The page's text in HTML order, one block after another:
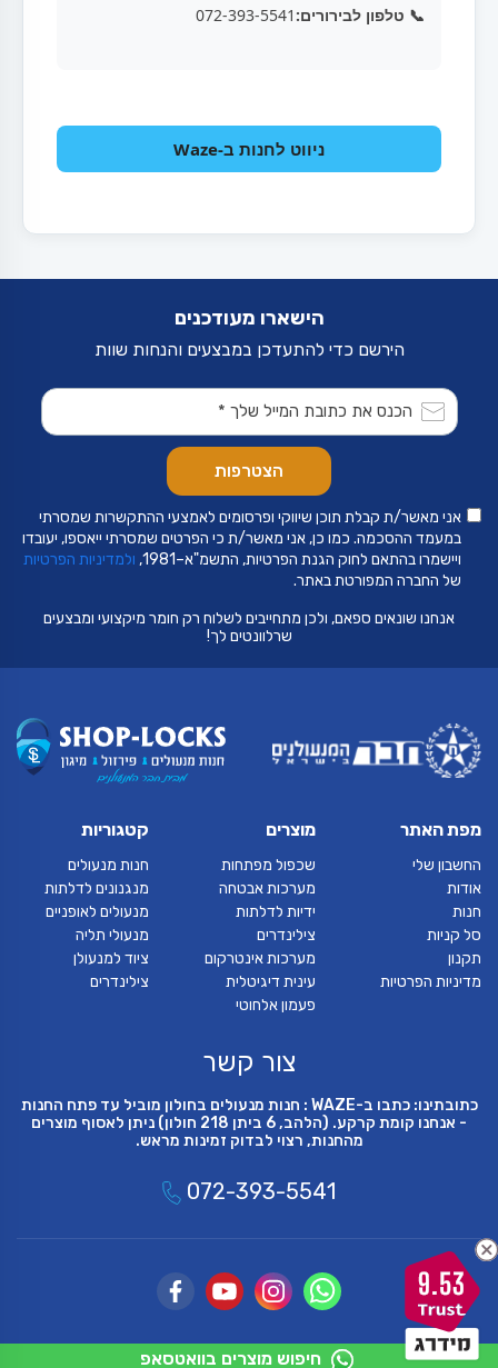
📞 טלפון לבירורים: 072-393-5541
ניווט לחנות ב-Waze
חיפוש מוצרים בוואטסאפ
הישארו מעודכנים
הירשם כדי להתעדכן במבצעים והנחות שוות
אני מאשר/ת קבלת תוכן שיווקי ופרסומים לאמצעי ההתקשרות שמסרתי
במעמד ההסכמה. כמו כן, אני מאשר/ת כי הפרטים שמסרתי ייאספו, יעובדו
ויישמרו בהתאם לחוק הגנת הפרטיות, התשמ"א–1981,
ולמדיניות הפרטיות
של החברה המפורטת באתר.
אנחנו שונאים ספאם, ולכן מתחייבים לשלוח רק חומר מיקצועי ומבצעים
שרלוונטים לך!
מפת האתר
החשבון שלי
אודות
חנות
סל קניות
תקנון
מדיניות הפרטיות
מוצרים
שכפול מפתחות
מערכות אבטחה
ידיות לדלתות
צילינדרים
מערכות אינטרקום
עינית דיגיטלית
פעמון אלחוטי
קטגוריות
חנות מנעולים
מנגנונים לדלתות
מנעולים לאופניים
מנעולי תליה
ציוד למנעולן
צילינדרים
צור קשר
כתובתינו: כתבו ב-WAZE : חנות מנעולים בחולון מוביל עד פתח החנות
- אנחנו קומת קרקע. (הלהב, 6 ביתן 218 חולון) ניתן לאסוף מוצרים
מהחנות, רצוי לבדוק זמינות מראש.
072-393-5541
© כל הזכויות שמורות 2018 פיתוח ועיצוב חנויות און ליין
9.53